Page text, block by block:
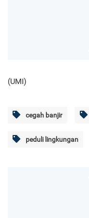
(UMI)
cegah banjir
peduli lingkungan